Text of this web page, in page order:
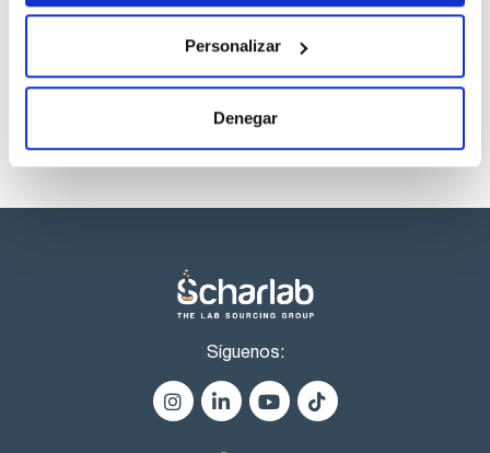
Personalizar
Denegar
Los productos marcados con esta imagen son
listos para una entrega inmediata.
Síguenos: